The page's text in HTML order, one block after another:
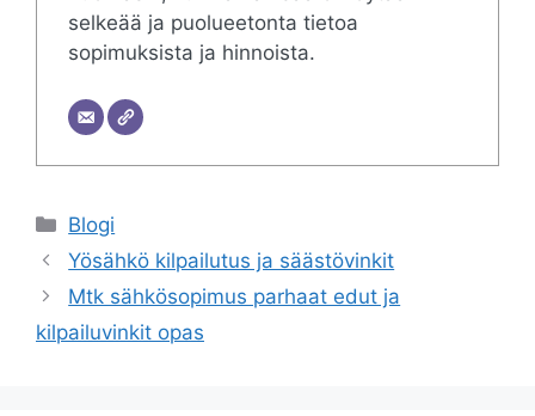
selkeää ja puolueetonta tietoa
sopimuksista ja hinnoista.
Categories
Blogi
Yösähkö kilpailutus ja säästövinkit
Mtk sähkösopimus parhaat edut ja
kilpailuvinkit opas